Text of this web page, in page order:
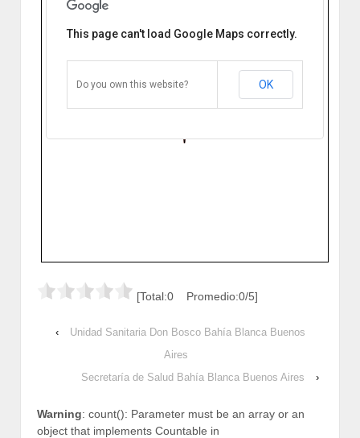
Blanca
Humboldt 56 B8001DFB Bahía
Blanca, Buenos Aires, Argentina
This page can't load Google Maps correctly.
Do you own this website? OK
[Total:0 Promedio:0/5]
‹
Unidad Sanitaria Don Bosco Bahía Blanca Buenos
Aires
Secretaría de Salud Bahía Blanca Buenos Aires
›
Warning: count(): Parameter must be an array or an
object that implements Countable in